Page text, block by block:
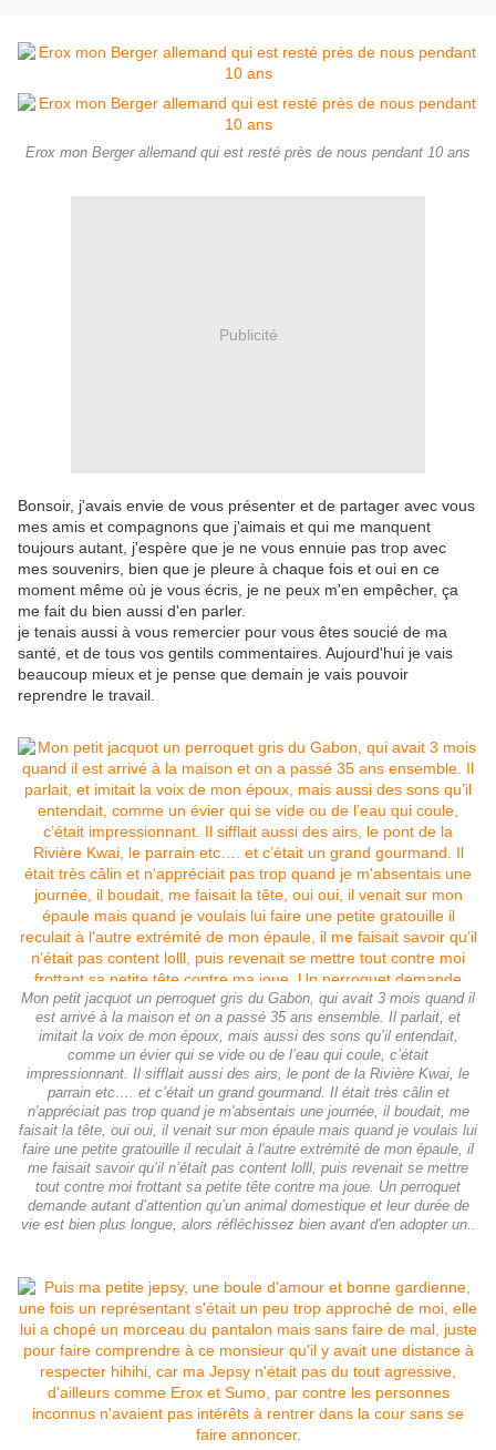
Erox mon Berger allemand qui est resté près de nous pendant 10 ans
Publicité
Bonsoir, j'avais envie de vous présenter et de partager avec vous
mes amis et compagnons que j'aimais et qui me manquent
toujours autant, j'espère que je ne vous ennuie pas trop avec
mes souvenirs, bien que je pleure à chaque fois et oui en ce
moment même où je vous écris, je ne peux m'en empêcher, ça
me fait du bien aussi d'en parler.
je tenais aussi à vous remercier pour vous êtes soucié de ma
santé, et de tous vos gentils commentaires. Aujourd'hui je vais
beaucoup mieux et je pense que demain je vais pouvoir
reprendre le travail.
Mon petit jacquot un perroquet gris du Gabon, qui avait 3 mois quand il
est arrivé à la maison et on a passé 35 ans ensemble. Il parlait, et
imitait la voix de mon époux, mais aussi des sons qu’il entendait,
comme un évier qui se vide ou de l’eau qui coule, c’était
impressionnant. Il sifflait aussi des airs, le pont de la Rivière Kwai, le
parrain etc…. et c’était un grand gourmand. Il était très câlin et
n'appréciait pas trop quand je m'absentais une journée, il boudait, me
faisait la tête, oui oui, il venait sur mon épaule mais quand je voulais lui
faire une petite gratouille il reculait à l'autre extrémité de mon épaule, il
me faisait savoir qu’il n’était pas content lolll, puis revenait se mettre
tout contre moi frottant sa petite tête contre ma joue. Un perroquet
demande autant d’attention qu’un animal domestique et leur durée de
vie est bien plus longue, alors réfléchissez bien avant d'en adopter un..